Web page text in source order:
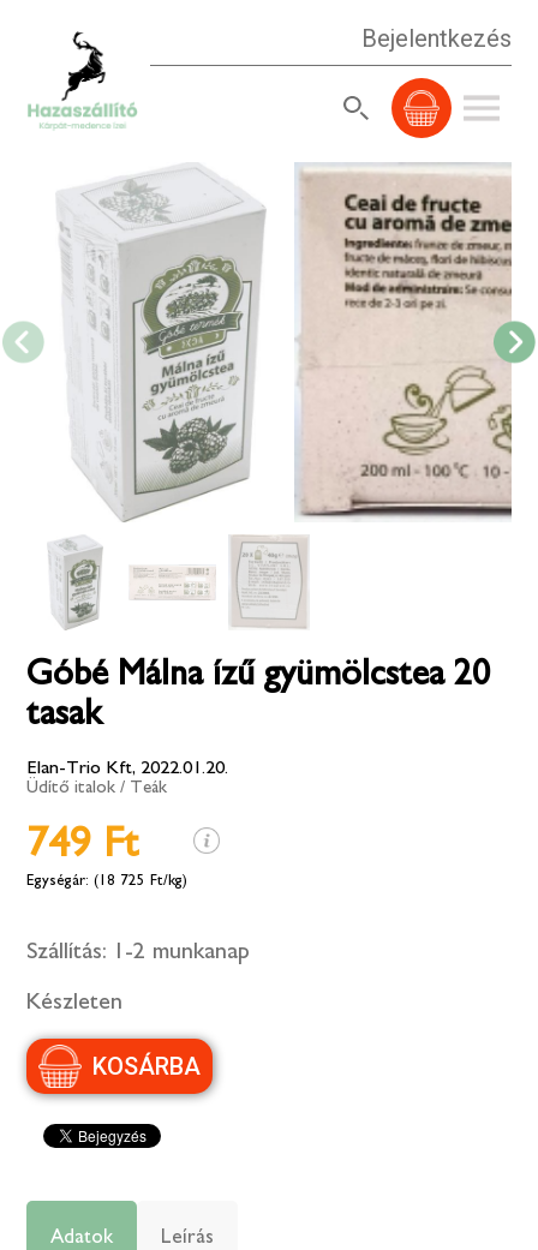
Bejelentkezés
Góbé Málna ízű gyümölcstea 20
tasak
Elan-Trio Kft, 2022.01.20.
Üdítő italok / Teák
749 Ft
(18 725 Ft/kg)
Szállítás: 1-2 munkanap
Készleten
Adatok Leírás